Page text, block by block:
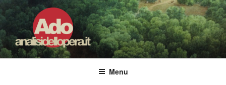
Salta
al
contenuto
ADO ANALISI DELL'OPERA
Osservare le opere d'arte per capirle e imparare ad amarle
Menu